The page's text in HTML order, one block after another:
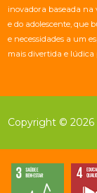
inovadora baseada
e do adolescente, que
e necessidades a um
mais divertida e lúdica
Copyright ©